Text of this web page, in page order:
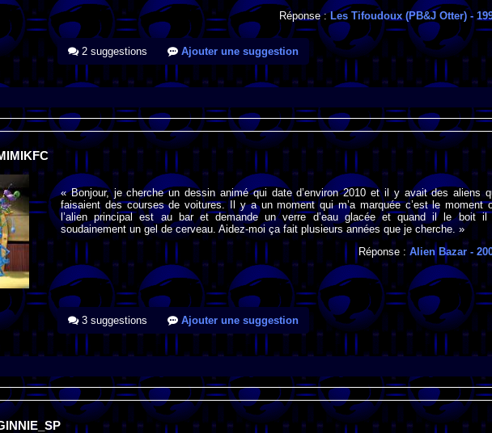
Réponse :Les Tifoudoux (PB&J Otter) -
2 suggestions Ajouter une suggestion
« Bonjour, je cherche un dessin animé qui date d’environ 2010 et il y avait des aliens
faisaient des courses de voitures. Il y a un moment qui m’a marquée c’est le moment
l’alien principal est au bar et demande un verre d’eau glacée et quand il le boit il
soudainement un gel de cerveau. Aidez-moi ça fait plusieurs années que je cherche. »
Réponse :Alien Bazar -
3 suggestions Ajouter une suggestion